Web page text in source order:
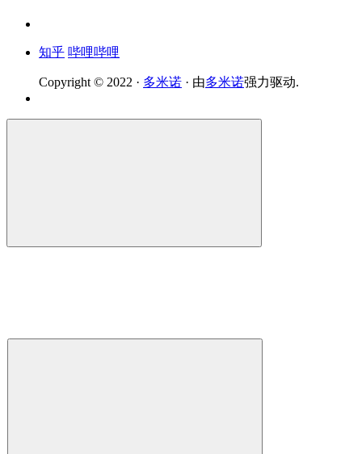
知乎 哔哩哔哩
Copyright © 2022 · 多米诺 · 由多米诺强力驱动.